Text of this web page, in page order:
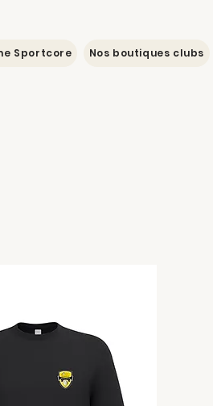
Sportcore Nos boutiques clubs